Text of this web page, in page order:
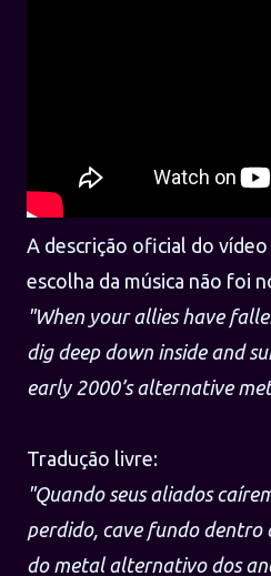
A descrição oficial do
escolha da música não foi
"When your allies have
dig deep down inside and
early 2000’s alternative
Tradução livre:
"Quando seus aliados
perdido, cave fundo dentro
do metal alternativo dos